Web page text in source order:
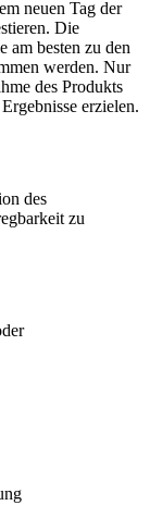
neuen Tag der
Die
am besten zu den
werden. Nur
des Produkts
erzielen.
des
zu